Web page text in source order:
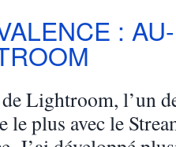
:
Lightroom, l’un
le plus avec le